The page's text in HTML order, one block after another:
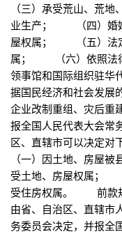
（三）承受荒山、荒
业生产； （四）婚姻
屋权属； （五）法定
属； （六）依照法律
领事馆和国际组织驻
据国民经济和社会发展
企业改制重组、灾后重
报全国人民代表大会
区、直辖市可以决定
（一）因土地、房屋
受土地、房屋权属；
受住房权属。 前款规
由省、自治区、直辖市
务委员会决定，并报全